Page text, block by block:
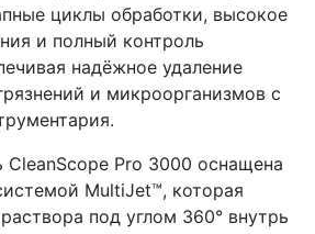
циклы обработки, высокое
и полный контроль
надёжное удаление
и микроорганизмов с
Pro 3000 оснащена
MultiJet™, которая
под углом 360° внутрь